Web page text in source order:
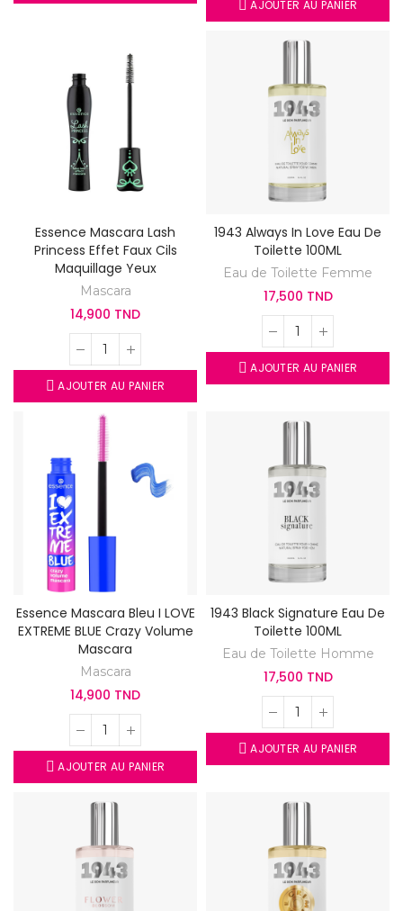
AJOUTER AU PANIER
Essence Mascara Lash
Princess Effet Faux Cils
Maquillage Yeux
Mascara
14,900 TND
AJOUTER AU PANIER
1943 Always In Love Eau De
Toilette 100ML
Eau de Toilette Femme
17,500 TND
AJOUTER AU PANIER
Essence Mascara Bleu I LOVE
EXTREME BLUE Crazy Volume
Mascara
Mascara
14,900 TND
AJOUTER AU PANIER
1943 Black Signature Eau De
Toilette 100ML
Eau de Toilette Homme
17,500 TND
AJOUTER AU PANIER